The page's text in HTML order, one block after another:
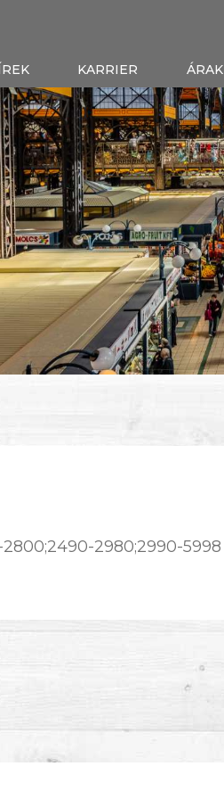
KARRIER ÁRAK
2980;2990-5998